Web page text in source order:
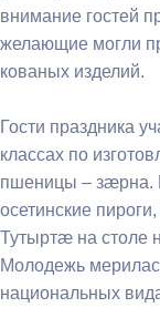
внимание гостей
желающие могли
кованых изделий.
Гости праздника
классах по
пшеницы – зæрна.
осетинские
Тутыртæ на столе
Молодежь
национальных